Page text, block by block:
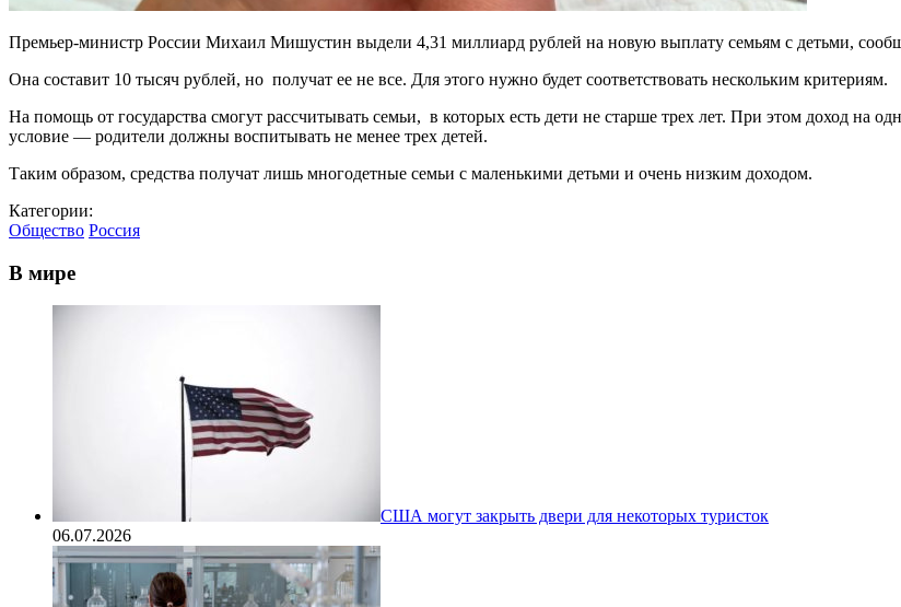
Премьер-министр России Михаил Мишустин выдели 4,31 миллиард рублей на новую выплату семьям с детьми,
Она составит 10 тысяч рублей, но получат ее не все. Для этого нужно будет соответствовать нескольким критериям.
На помощь от государства смогут рассчитывать семьи, в которых есть дети не старше трех лет. При этом доход
условие — родители должны воспитывать не менее трех детей.
Таким образом, средства получат лишь многодетные семьи с маленькими детьми и очень низким доходом.
Категории:
Общество Россия
В мире
США могут закрыть двери для некоторых туристок
06.07.2026